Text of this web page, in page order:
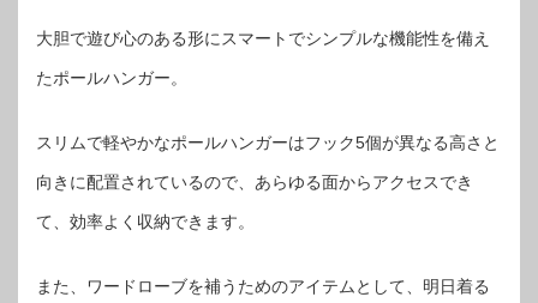
大胆で遊び心のある形にスマートでシンプルな機能性を備え
たポールハンガー。
スリムで軽やかなポールハンガーはフック5個が異なる高さと
向きに配置されているので、あらゆる面からアクセスでき
て、効率よく収納できます。
また、ワードローブを補うためのアイテムとして、明日着る